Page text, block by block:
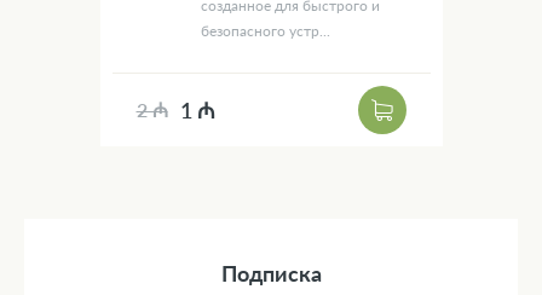
созданное для быстрого и
безопасного устр...
2 ₼ 1 ₼
Подписка